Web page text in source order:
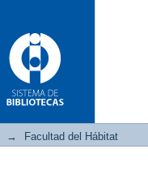
→ Facultad del Hábitat